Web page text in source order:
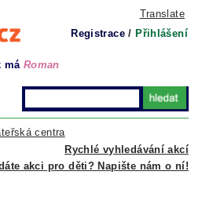
Translate
Registrace / Přihlášení
má Roman
Rychlé vyhledávání akcí
centra
akci pro děti? Napište nám o ní!